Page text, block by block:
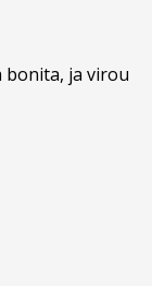
bonita, ja virou